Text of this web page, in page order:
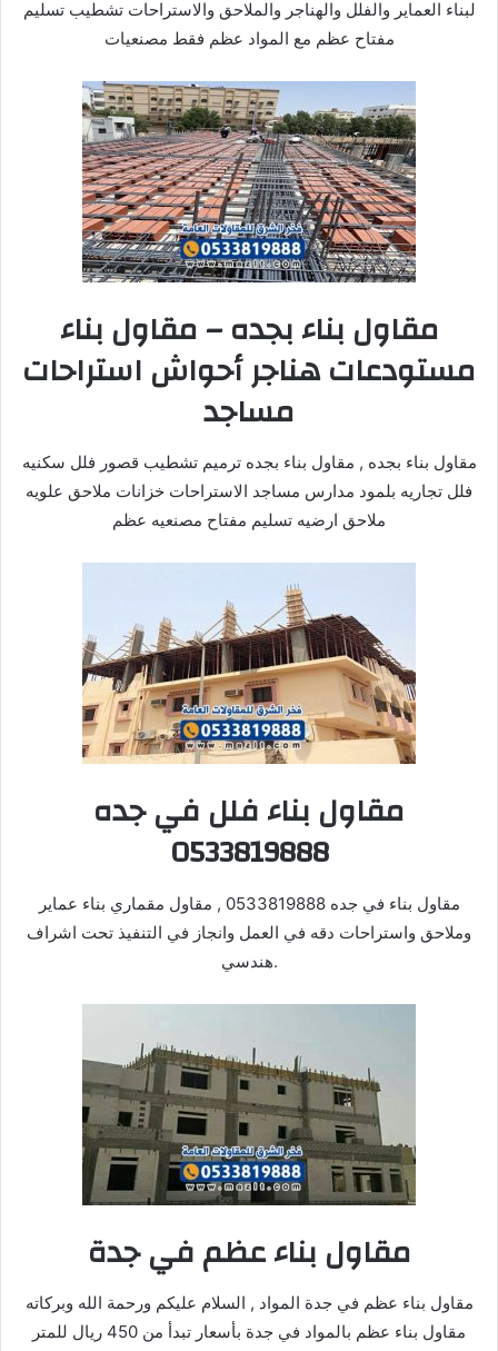
لبناء العماير والفلل والهناجر والملاحق والاستراحات تشطيب تسليم
مفتاح عظم مع المواد عظم فقط مصنعيات
مقاول بناء بجده – مقاول بناء
مستودعات هناجر أحواش استراحات
مساجد
مقاول بناء بجده , مقاول بناء بجده ترميم تشطيب قصور فلل سكنيه
فلل تجاريه بلمود مدارس مساجد الاستراحات خزانات ملاحق علويه
ملاحق ارضيه تسليم مفتاح مصنعيه عظم
مقاول بناء فلل في جده
0533819888
مقاول بناء في جده 0533819888 , مقاول مقماري بناء عماير
وملاحق واستراحات دقه في العمل وانجاز في التنفيذ تحت اشراف
هندسي.
مقاول بناء عظم في جدة
مقاول بناء عظم في جدة المواد , السلام عليكم ورحمة الله وبركاته
مقاول بناء عظم بالمواد في جدة بأسعار تبدأ من 450 ريال للمتر